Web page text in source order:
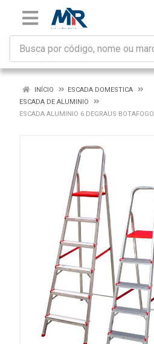
INÍCIO
ESCADA DOMESTICA
ESCADA DE ALUMINIO
ESCADA ALUMINIO 6 DEGRAUS BOTAFOGO